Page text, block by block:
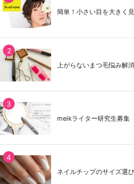
簡単！小さい目を大きく
上がらないまつ毛悩み解
meikライター研究生募集
ネイルチップのサイズ選